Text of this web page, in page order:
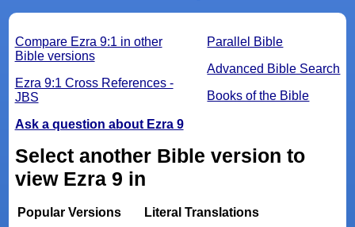
Parallel Bible
Advanced Bible Search
Books of the Bible
Compare Ezra 9:1 in other
Bible versions
Ezra 9:1 Cross References -
JBS
Ask a question about Ezra 9
Select another Bible version to
view Ezra 9 in
Popular Versions
Literal Translations